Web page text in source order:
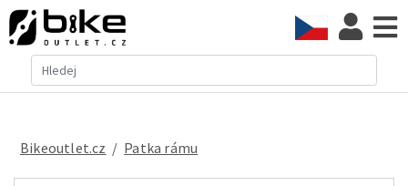
Bikeoutlet.cz / patka rámu